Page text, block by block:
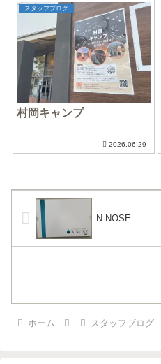
スタッフブログ
村岡キャンプ
2026.06.29
N-NOSE
ホーム スタッフブログ